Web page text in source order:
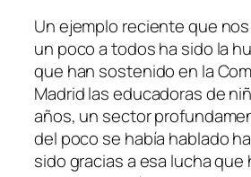
Un ejemplo reciente que
un poco a todos ha sido la
que han sostenido en la
Madrid las educadoras de
años, un sector
del poco se había hablado
sido gracias a esa lucha